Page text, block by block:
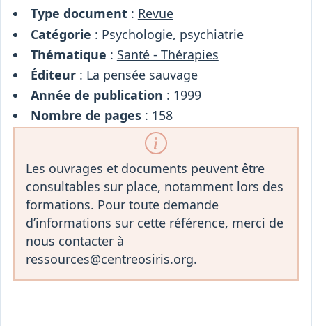
Type document: Revue
Catégorie : Psychologie, psychiatrie
Thématique : Santé - Thérapies
Éditeur: La pensée sauvage
Année de publication : 1999
Nombre de pages: 158
Les ouvrages et documents peuvent être
consultables sur place, notamment lors des
formations. Pour toute demande
d’informations sur cette référence, merci de
nous contacter à
ressources@centreosiris.org.